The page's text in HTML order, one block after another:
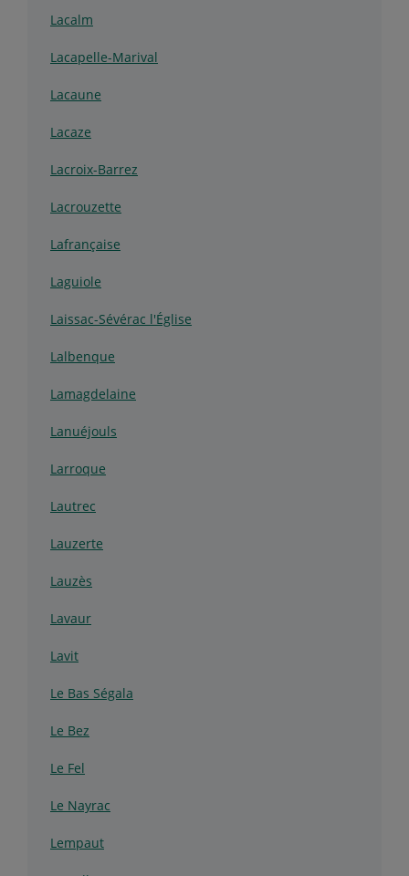
Lacalm
Lacapelle-Marival
Lacaune
Lacaze
Lacroix-Barrez
Lacrouzette
Lafrançaise
Laguiole
Laissac-Sévérac l'Église
Lalbenque
Lamagdelaine
Lanuéjouls
Larroque
Lautrec
Lauzerte
Lauzès
Lavaur
Lavit
Le Bas Ségala
Le Bez
Le Fel
Le Nayrac
Lempaut